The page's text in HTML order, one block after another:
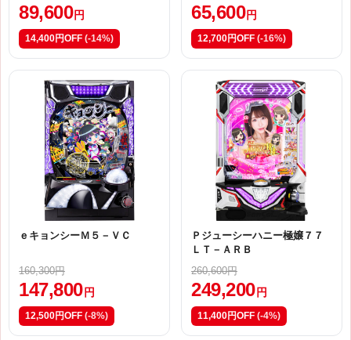
89,600 円
14,400円OFF (-14%)
65,600 円
12,700円OFF (-16%)
ｅキョンシーＭ５－ＶＣ
160,300円
147,800 円
12,500円OFF (-8%)
Ｐジューシーハニー極嬢７７
ＬＴ－ＡＲＢ
260,600円
249,200 円
11,400円OFF (-4%)